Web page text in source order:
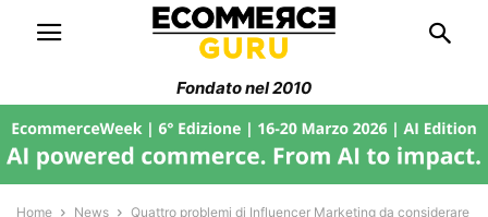
Fondato nel 2010
Home News Quattro problemi di Influencer Marketing da considerare